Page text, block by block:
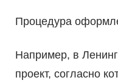
Процедура
Например, в
проект, согласно